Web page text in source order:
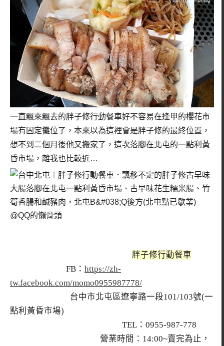
一直飄來飄去的胖子修行動餐車好不容易在逢甲的櫻花市
場有固定攤位了，本來以為這裡會是胖子修的最終位置，
想不到二個月後他又搬家了，這次落腳在北屯的一點利黃
昏市場，離我也比較近…
胖子修行動餐車
FB： https://zh-
tw.facebook.com/momo0955987778/
台中市北屯區遼寧路一段101/103號(一
點利黃昏市場)
TEL：0955-987-778
營業時間：14:00~賣完為止，